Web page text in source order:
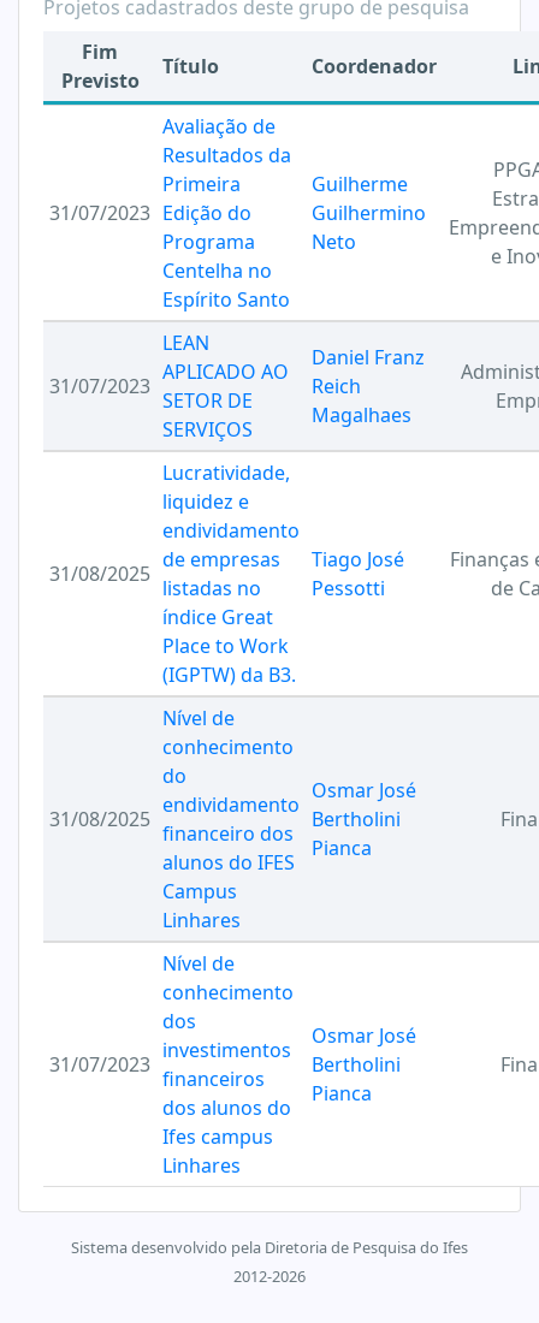
Projetos cadastrados deste grupo de pesquisa
Fim
Previsto
Título Coordenador
31/07/2023
Avaliação de
Resultados da
Primeira
Edição do
Programa
Centelha no
Espírito Santo
Guilherme
Guilhermino
Neto
e
31/07/2023
LEAN
APLICADO AO
SETOR DE
SERVIÇOS
Daniel Franz
Reich
Magalhaes
31/08/2025
Lucratividade,
liquidez e
endividamento
de empresas
listadas no
índice Great
Place to Work
(IGPTW) da B3.
Tiago José
Pessotti
Finanças
de
31/08/2025
Nível de
conhecimento
do
endividamento
financeiro dos
alunos do IFES
Campus
Linhares
Osmar José
Bertholini
Pianca
31/07/2023
Nível de
conhecimento
dos
investimentos
financeiros
dos alunos do
Ifes campus
Linhares
Osmar José
Bertholini
Pianca
Sistema desenvolvido pela Diretoria de Pesquisa do Ifes
2012-2026